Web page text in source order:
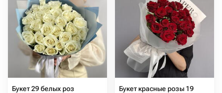
Букет 29 белых роз
Букет красные розы 19